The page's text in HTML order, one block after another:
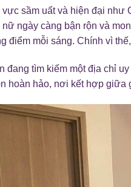
vực sầm uất và hiện đại như
nữ ngày càng bận rộn và
điểm mỗi sáng. Chính vì
đang tìm kiếm một địa chỉ
hoàn hảo, nơi kết hợp giữa